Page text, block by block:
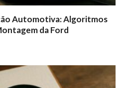
Automotiva: Algoritmos
da Ford